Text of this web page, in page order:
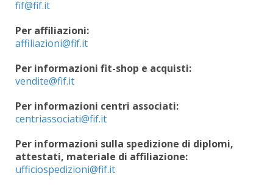
Per affiliazioni:
Per informazioni fit-shop e acquisti:
Per informazioni centri associati:
Per informazioni sulla spedizione di diplomi,
attestati, materiale di affiliazione: